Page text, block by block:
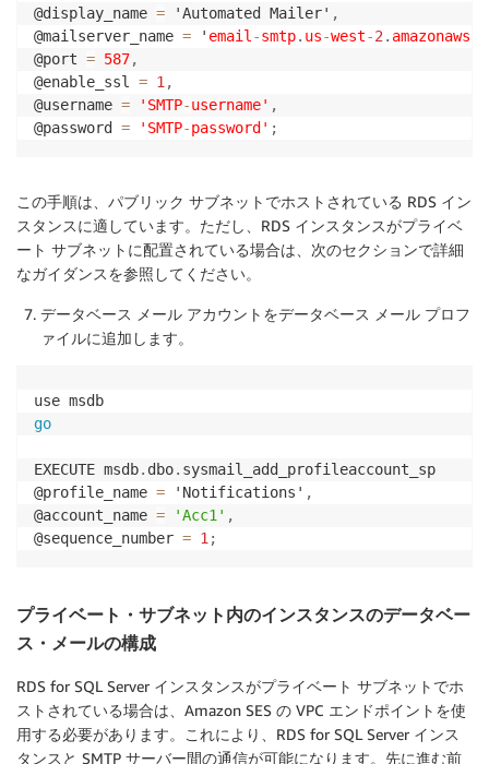
@display_name = 'Automated Mailer' ,
@mailserver_name = ' email -smtp. us-west-2 . amazonaws
@port = 587,
@enable_ssl = 1 ,
@username = 'SMTP-username' ,
@password = 'SMTP-password' ;
この手順は、パブリック サブネットでホストされている RDS イン
スタンスに適しています。ただし、RDS インスタンスがプライベ
ート サブネットに配置されている場合は、次のセクションで詳細
なガイダンスを参照してください。
データベース メール アカウントをデータベース メール プロフ
ァイルに追加します。
go
EXECUTE msdb. dbo. sysmail_add_profileaccount_sp
@profile_name = 'Notifications' ,
@account_name = 'Acc1' ,
@sequence_number = 1 ;
プライベート・サブネット内のインスタンスのデータベー
ス・メールの構成
RDS for SQL Server インスタンスがプライベート サブネットでホ
ストされている場合は、Amazon SES の VPC エンドポイントを使
用する必要があります。これにより、RDS for SQL Server インス
タンスと SMTP サーバー間の通信が可能になります。先に進む前